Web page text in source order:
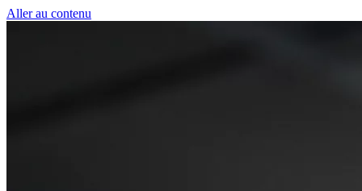
Aller au contenu
Panneau de gestion des cookies